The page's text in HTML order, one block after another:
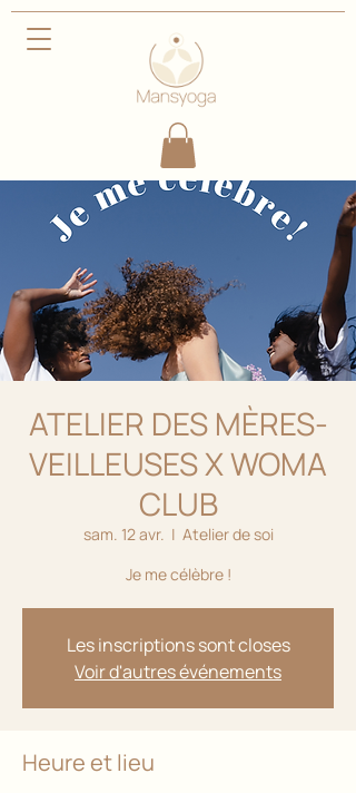
ATELIER DES MÈRES-
VEILLEUSES X WOMA
CLUB
sam. 12 avr.
  |
Atelier de soi
Je me célèbre !
Les inscriptions sont closes
Voir d'autres événements
Heure et lieu